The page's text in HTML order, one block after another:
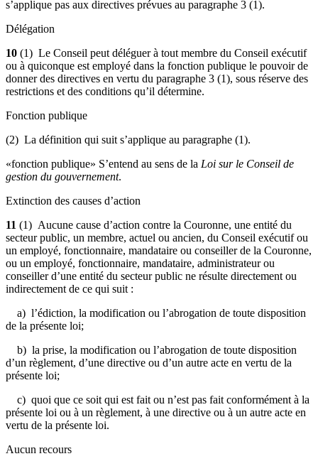
s’applique pas aux directives prévues au paragraphe 3 (1).
Délégation
10 (1) Le Conseil peut déléguer à tout membre du Conseil exécutif
ou à quiconque est employé dans la fonction publique le pouvoir de
donner des directives en vertu du paragraphe 3 (1), sous réserve des
restrictions et des conditions qu’il détermine.
Fonction publique
(2) La définition qui suit s’applique au paragraphe (1).
«fonction publique» S’entend au sens de la Loi sur le Conseil de
gestion du gouvernement.
Extinction des causes d’action
11 (1) Aucune cause d’action contre la Couronne, une entité du
secteur public, un membre, actuel ou ancien, du Conseil exécutif ou
un employé, fonctionnaire, mandataire ou conseiller de la Couronne,
ou un employé, fonctionnaire, mandataire, administrateur ou
conseiller d’une entité du secteur public ne résulte directement ou
indirectement de ce qui suit :
a) l’édiction, la modification ou l’abrogation de toute disposition
de la présente loi;
b) la prise, la modification ou l’abrogation de toute disposition
d’un règlement, d’une directive ou d’un autre acte en vertu de la
présente loi;
c) quoi que ce soit qui est fait ou n’est pas fait conformément à la
présente loi ou à un règlement, à une directive ou à un autre acte en
vertu de la présente loi.
Aucun recours